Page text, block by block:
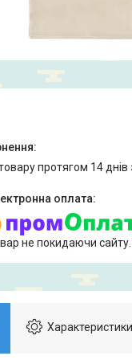
протягом 14 днів
не покидаючи сайту.
Характеристики